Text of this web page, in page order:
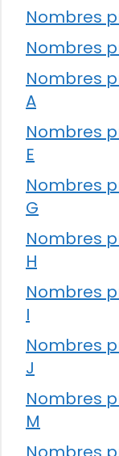
Nombres
Nombres
Nombres
A
Nombres
E
Nombres
G
Nombres
H
Nombres
I
Nombres
J
Nombres
M